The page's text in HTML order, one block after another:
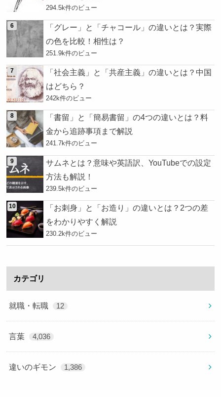
294.5k件のビュー
「グレー」と「チャコール」の違いとは？実際
の色を比較！相性は？
251.9k件のビュー
「社会主義」と「共産主義」の違いとは？中国
はどちら？
242k件のビュー
「書留」と「簡易書留」の4つの違いとは？料
金から追跡事項まで解説
241.7k件のビュー
サムネとは？意味や英語訳、YouTubeでの設定
方法も解説！
239.5k件のビュー
「お刺身」と「お造り」の違いとは？2つの差
をわかりやすく解説
230.2k件のビュー
カテゴリ
就職・転職 12
言葉 4,036
違いのギモン 1,386